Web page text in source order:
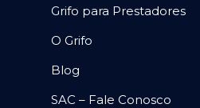
Grifo para Prestadores
O Grifo
Blog
SAC – Fale Conosco